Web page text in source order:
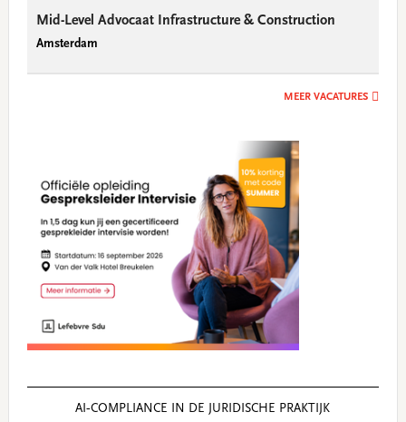
Mid-Level Advocaat Infrastructure & Construction
Amsterdam
MEER VACATURES
AI‑COMPLIANCE IN DE JURIDISCHE PRAKTIJK